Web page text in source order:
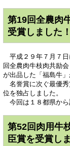
第19回全農肉
受賞しました
平成２９年７月７日
回全農肉牛枝肉共励
が出品した「福島牛
名誉賞に次ぐ最優秀
位を独占しました。
今回は１８都県から
第52回肉用牛
臣賞を受賞し